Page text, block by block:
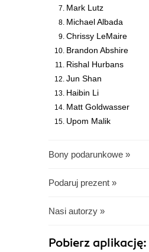
Mark Lutz
Michael Albada
Chrissy LeMaire
Brandon Abshire
Rishal Hurbans
Jun Shan
Haibin Li
Matt Goldwasser
Upom Malik
Bony podarunkowe »
Podaruj prezent »
Nasi autorzy »
Pobierz aplikację: